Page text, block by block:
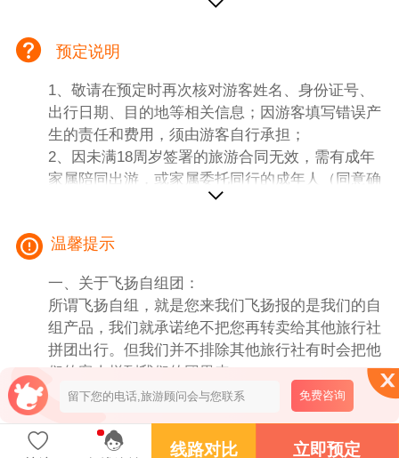
航班延误取消火车晚点、或个人原因等等情况，船
一、【团费包含内容】
等座，名单出票为准，不保证在一起，
2、导游：地接导游服务（岸上当地导游服务，不
足6人司机兼向导服务，游船上为统一的专职船陪
导游）； 当地导游也会介绍到当地土特产等，喜
欢的也可以向导游咨询。
的基础楼层，独立阳台双标间，如需指定楼层，每
上升一层需加150元/人）;全程不提供自然单间(若
包舱，补齐单房差)，船票中所含餐，上岸游览及
门票如客人自愿放弃一律不退。
岸上宜昌、重庆一晚商务型酒店，（独立卫生间，
有电视有空调经干净为准）
4、车辆：当地空调旅游车(我社旅游车辆保证为每
一位游客提供一个正座)；宜昌至登船码头交通由
5、景点：行程所列景点门票（注明自理除外、赠
送景点不参加不退费用）船票包含门票，不参加不
预定说明
1、敬请在预定时再次核对游客姓名、身份证号、
出行日期、目的地等相关信息；因游客填写错误产
生的责任和费用，须由游客自行承担；
2、因未满18周岁签署的旅游合同无效，需有成年
家属陪同出游，或家属委托同行的成年人（同意确
名。
温馨提示
一、关于飞扬自组团：
所谓飞扬自组，就是您来我们飞扬报的是我们的自
组产品，我们就承诺绝不把您再转卖给其他旅行社
拼团出行。但我们并不排除其他旅行社有时会把他
们的客人拼到我们的团里来。
二．关于航空规定：
1. 根据民航总局规定：乘坐国内航班的旅客一律禁
止随身携带液态物品，但液态物品可办理行李托运
线路对比 立即预定
免费咨询